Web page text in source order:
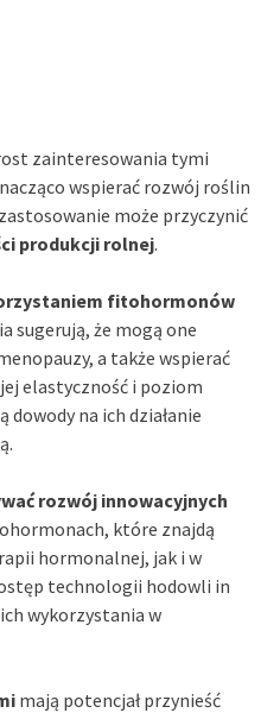
zainteresowania tymi
wspierać rozwój roślin
może przyczynić
produkcji rolnej.
fitohormonów
sugerują, że mogą one
a także wspierać
elastyczność i poziom
dowody na ich działanie
rozwój innowacyjnych
które znajdą
hormonalnej, jak i w
technologii hodowli in
wykorzystania w
mają potencjał przynieść